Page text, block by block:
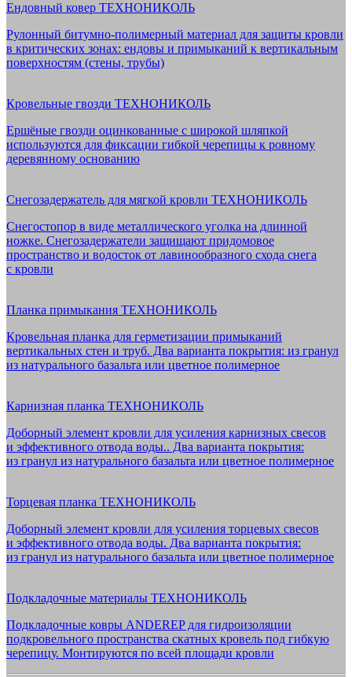
Ендовный ковер ТЕХНОНИКОЛЬ
Рулонный битумно-полимерный материал для защиты кровли
в критических зонах: ендовы и примыканий к вертикальным
поверхностям (стены, трубы)
Кровельные гвозди ТЕХНОНИКОЛЬ
Ершёные гвозди оцинкованные с широкой шляпкой
используются для фиксации гибкой черепицы к ровному
деревянному основанию
Снегозадержатель для мягкой кровли ТЕХНОНИКОЛЬ
Снегостопор в виде металлического уголка на длинной
ножке. Снегозадержатели защищают придомовое
пространство и водосток от лавинообразного схода снега
с кровли
Планка примыкания ТЕХНОНИКОЛЬ
Кровельная планка для герметизации примыканий
вертикальных стен и труб. Два варианта покрытия: из гранул
из натурального базальта или цветное полимерное
Карнизная планка ТЕХНОНИКОЛЬ
Доборный элемент кровли для усиления карнизных свесов
и эффективного отвода воды.. Два варианта покрытия:
из гранул из натурального базальта или цветное полимерное
Торцевая планка ТЕХНОНИКОЛЬ
Доборный элемент кровли для усиления торцевых свесов
и эффективного отвода воды. Два варианта покрытия:
из гранул из натурального базальта или цветное полимерное
Подкладочные материалы ТЕХНОНИКОЛЬ
Подкладочные ковры ANDEREP для гидроизоляции
подкровельного пространства скатных кровель под гибкую
черепицу. Монтируются по всей площади кровли